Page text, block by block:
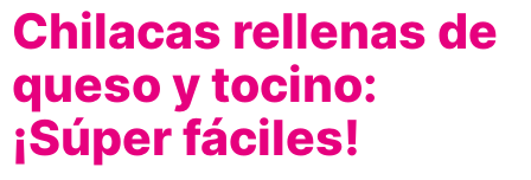
Chilacas rellenas de
queso y tocino:
¡Súper fáciles!